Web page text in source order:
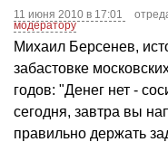
11 июня 2010 в 17:01
модератору
Михаил Берсенев,
забастовке
годов: "Денег нет -
сегодня, завтра вы
правильно держать